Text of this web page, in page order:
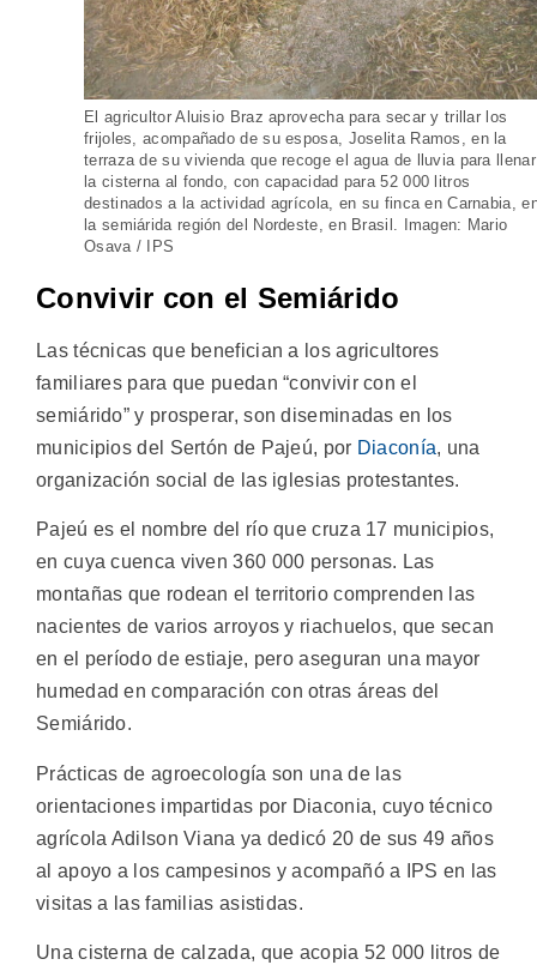
El agricultor Aluisio Braz aprovecha para secar y trillar los
frijoles, acompañado de su esposa, Joselita Ramos, en la
terraza de su vivienda que recoge el agua de lluvia para llenar
la cisterna al fondo, con capacidad para 52 000 litros
destinados a la actividad agrícola, en su finca en Carnabia,
la semiárida región del Nordeste, en Brasil. Imagen: Mario
Osava / IPS
Convivir con el Semiárido
Las técnicas que benefician a los agricultores
familiares para que puedan “convivir con el
semiárido” y prosperar, son diseminadas en los
municipios del Sertón de Pajeú, por Diaconía, una
organización social de las iglesias protestantes.
Pajeú es el nombre del río que cruza 17 municipios,
en cuya cuenca viven 360 000 personas. Las
montañas que rodean el territorio comprenden las
nacientes de varios arroyos y riachuelos, que secan
en el período de estiaje, pero aseguran una mayor
humedad en comparación con otras áreas del
Semiárido.
Prácticas de agroecología son una de las
orientaciones impartidas por Diaconia, cuyo técnico
agrícola Adilson Viana ya dedicó 20 de sus 49 años
al apoyo a los campesinos y acompañó a IPS en las
visitas a las familias asistidas.
Una cisterna de calzada, que acopia 52 000 litros de